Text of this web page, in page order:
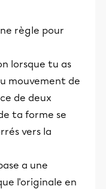
règle pour
lorsque tu as
mouvement de
de deux
ta forme se
vers la
a une
l'originale en